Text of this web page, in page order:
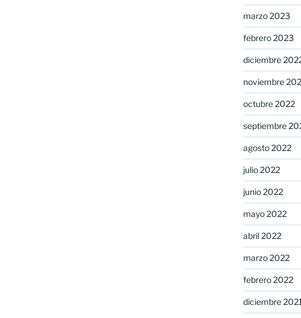
marzo 2023
febrero 2023
diciembre
noviembre
octubre 2022
septiembre
agosto 2022
julio 2022
junio 2022
mayo 2022
abril 2022
marzo 2022
febrero 2022
diciembre 2021